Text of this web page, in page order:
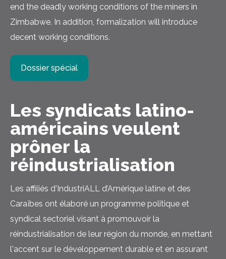
end the deadly working conditions of the miners in
Zimbabwe. In addition, formalization will introduce
decent working conditions.
Dossier spécial
Les syndicats latino-
américains veulent
prôner la
réindustrialisation
Les affiliés d'IndustriALL d’Amérique latine et des
Caraïbes ont élaboré un programme politique et
syndical sectoriel visant à promouvoir la
réindustrialisation de leur région du monde, en mettant
l'accent sur le développement durable et en assurant